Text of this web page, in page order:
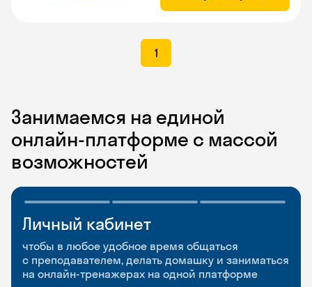
1
Занимаемся на единой
онлайн-платформе с массой
возможностей
Личный кабинет
чтобы в любое удобное время общаться
с преподавателем, делать домашку и заниматься
на онлайн-тренажерах на одной платформе
Мобильное
приложение
чтобы заниматься и изучать новые слова где
и когда удобно
Разговорные клубы
и Talks
Групповые занятия для разговорной практики
и индивидуальные встречи с преподавателями